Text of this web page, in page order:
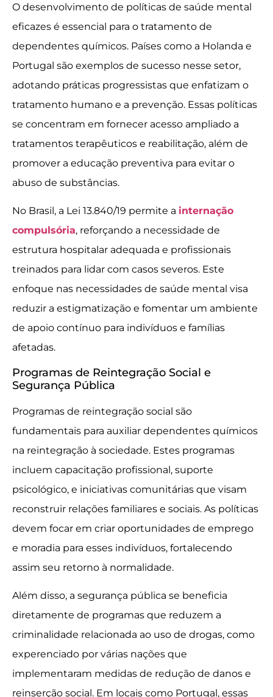
O desenvolvimento de políticas de saúde mental
eficazes é essencial para o tratamento de
dependentes químicos. Países como a Holanda e
Portugal são exemplos de sucesso nesse setor,
adotando práticas progressistas que enfatizam o
tratamento humano e a prevenção. Essas políticas
se concentram em fornecer acesso ampliado a
tratamentos terapêuticos e reabilitação, além de
promover a educação preventiva para evitar o
abuso de substâncias.
No Brasil, a Lei 13.840/19 permite a internação
compulsória, reforçando a necessidade de
estrutura hospitalar adequada e profissionais
treinados para lidar com casos severos. Este
enfoque nas necessidades de saúde mental visa
reduzir a estigmatização e fomentar um ambiente
de apoio contínuo para indivíduos e famílias
afetadas.
Programas de Reintegração Social e
Segurança Pública
Programas de reintegração social são
fundamentais para auxiliar dependentes químicos
na reintegração à sociedade. Estes programas
incluem capacitação profissional, suporte
psicológico, e iniciativas comunitárias que visam
reconstruir relações familiares e sociais. As políticas
devem focar em criar oportunidades de emprego
e moradia para esses indivíduos, fortalecendo
assim seu retorno à normalidade.
Além disso, a segurança pública se beneficia
diretamente de programas que reduzem a
criminalidade relacionada ao uso de drogas, como
experenciado por várias nações que
implementaram medidas de redução de danos e
reinserção social. Em locais como Portugal, essas